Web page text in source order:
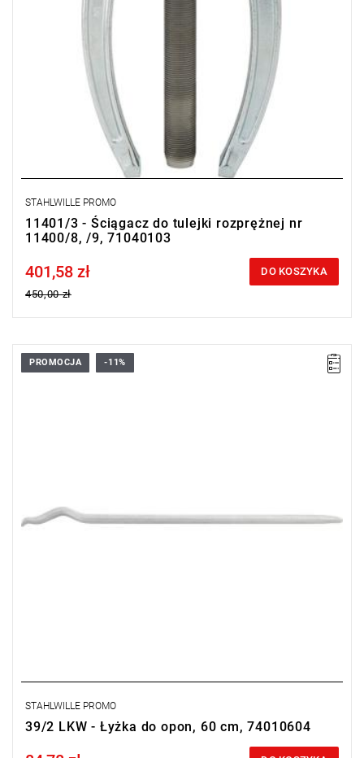
STAHLWILLE PROMO
11401/3 - Ściągacz do tulejki rozprężnej nr
11400/8, /9, 71040103
Price tax included
401,58 zł
450,00 zł
DO KOSZYKA
PROMOCJA -11%
STAHLWILLE PROMO
39/2 LKW - Łyżka do opon, 60 cm, 74010604